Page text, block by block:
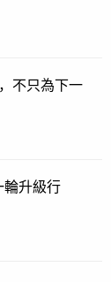
不只為下一
輪升級行